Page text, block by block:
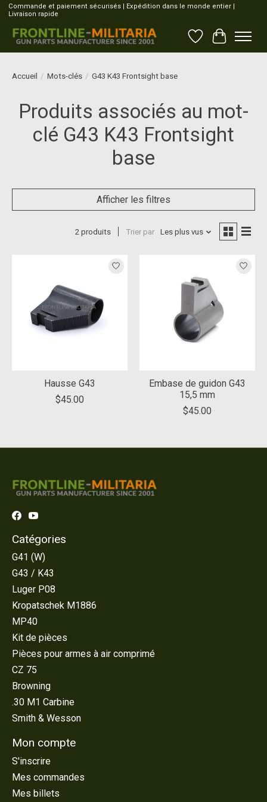
Commande et paiement sécurisés | Expédition dans le monde entier |
Livraison rapide
Liste dePanier
Accueil / Mots-clés / G43 K43 Frontsight base
Produits associés au mot-
clé G43 K43 Frontsight
base
Afficher les filtres
2 produits Trier par Les plus vus
Hausse G43
$45.00
Embase de guidon G43
15,5 mm
$45.00
Catégories
G41 (W)
G43 / K43
Luger P08
Kropatschek M1886
MP40
Kit de pièces
Pièces pour armes à air comprimé
CZ 75
Browning
.30 M1 Carbine
Smith & Wesson
Mon compte
S'inscrire
Mes commandes
Mes billets